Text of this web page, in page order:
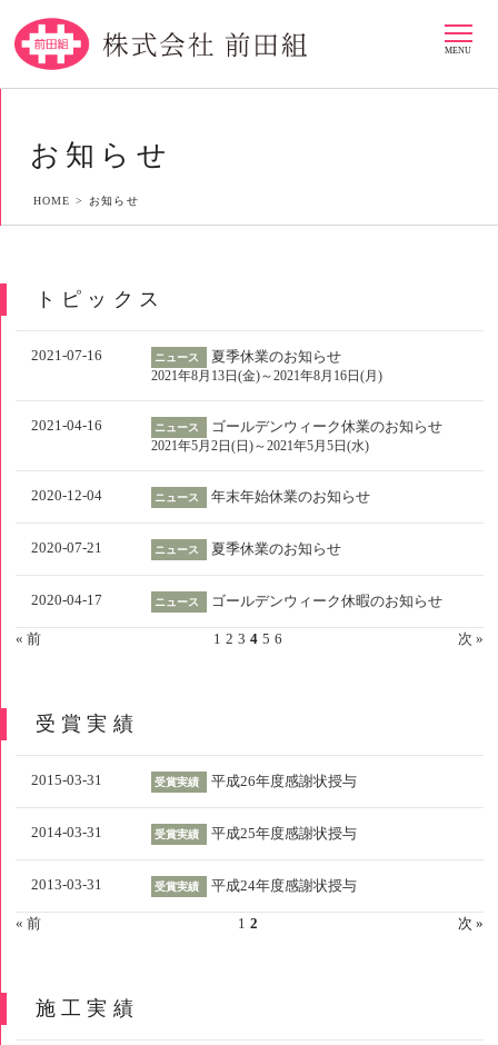
MENU
お知らせ
HOME > お知らせ
トピックス
2021-07-16 ニュース 夏季休業のお知らせ
2021年8月13日(金)～2021年8月16日(月)
2021-04-16 ニュース ゴールデンウィーク休業のお知らせ
2021年5月2日(日)～2021年5月5日(水)
2020-12-04 ニュース 年末年始休業のお知らせ
2020-07-21 ニュース 夏季休業のお知らせ
2020-04-17 ニュース ゴールデンウィーク休暇のお知らせ
« 前 1 2 3 4 5 6 次 »
受賞実績
2015-03-31 受賞実績 平成26年度感謝状授与
2014-03-31 受賞実績 平成25年度感謝状授与
2013-03-31 受賞実績 平成24年度感謝状授与
« 前 1 2 次 »
施工実績